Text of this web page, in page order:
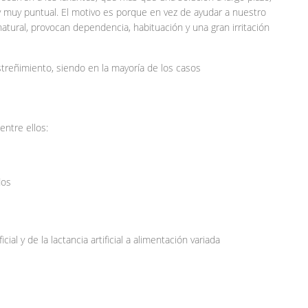
puntual. El motivo es porque en vez de ayudar a nuestro
provocan dependencia, habituación y una gran irritación
siendo en la mayoría de los casos
ellos:
y de la lactancia artificial a alimentación variada